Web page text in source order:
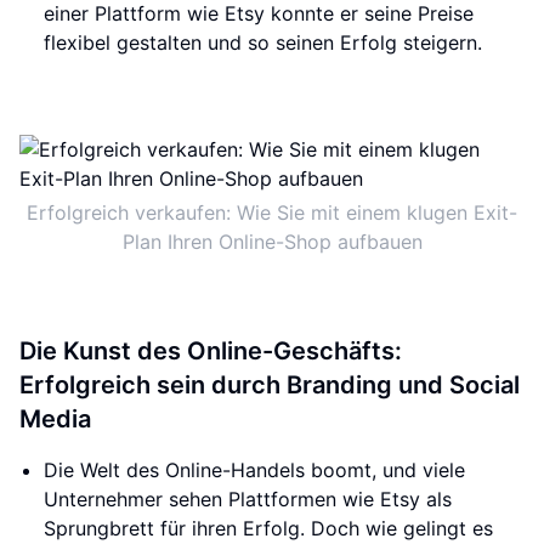
einer Plattform wie Etsy konnte er seine Preise
flexibel gestalten und so seinen Erfolg steigern.
Erfolgreich verkaufen: Wie Sie mit einem klugen Exit-
Plan Ihren Online-Shop aufbauen
Die Kunst des Online-Geschäfts:
Erfolgreich sein durch Branding und Social
Media
Die Welt des Online-Handels boomt, und viele
Unternehmer sehen Plattformen wie Etsy als
Sprungbrett für ihren Erfolg. Doch wie gelingt es